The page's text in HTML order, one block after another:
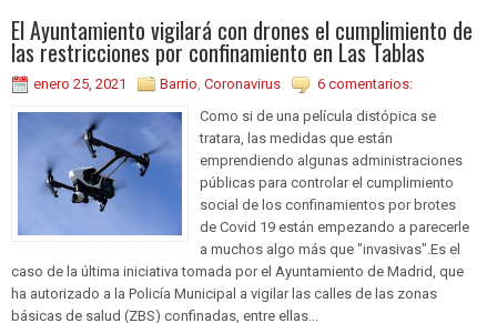
El Ayuntamiento vigilará con drones el cumplimiento de
las restricciones por confinamiento en Las Tablas
enero 25, 2021 Barrio, Coronavirus
6 comentarios:
Como si de una película distópica se
tratara, las medidas que están
emprendiendo algunas administraciones
públicas para controlar el cumplimiento
social de los confinamientos por brotes
de Covid 19 están empezando a parecerle
a muchos algo más que "invasivas".Es el
caso de la última iniciativa tomada por el Ayuntamiento de Madrid, que
ha autorizado a la Policía Municipal a vigilar las calles de las zonas
básicas de salud (ZBS) confinadas, entre ellas...